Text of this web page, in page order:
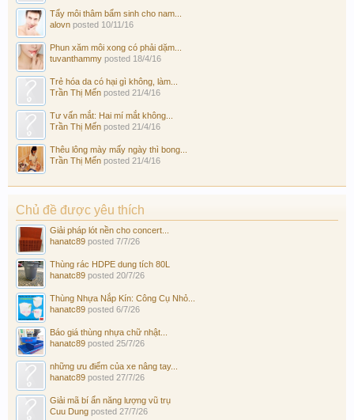
Tẩy môi thâm bẩm sinh cho nam...
alovn posted 10/11/16
Phun xăm môi xong có phải dặm...
tuvanthammy posted 18/4/16
Trẻ hóa da có hại gì không, làm...
Trần Thị Mến posted 21/4/16
Tư vấn mắt: Hai mí mắt không...
Trần Thị Mến posted 21/4/16
Thêu lông mày mấy ngày thì bong...
Trần Thị Mến posted 21/4/16
Chủ đề được yêu thích
Giải pháp lót nền cho concert...
hanatc89 posted 7/7/26
Thùng rác HDPE dung tích 80L
hanatc89 posted 20/7/26
Thùng Nhựa Nắp Kín: Công Cụ Nhỏ...
hanatc89 posted 6/7/26
Báo giá thùng nhựa chữ nhật...
hanatc89 posted 25/7/26
những ưu điểm của xe nâng tay...
hanatc89 posted 27/7/26
Giải mã bí ẩn năng lượng vũ trụ
Cuu Dung posted 27/7/26